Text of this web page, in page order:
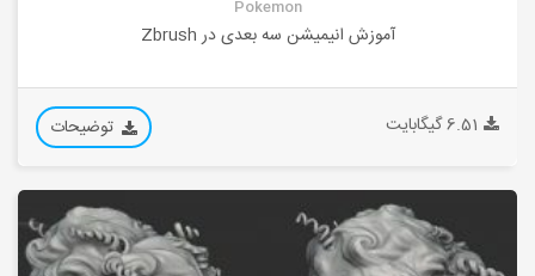
Pokemon
آموزش انیمیشن سه بعدی در Zbrush
6.51 گیگابایت توضیحات